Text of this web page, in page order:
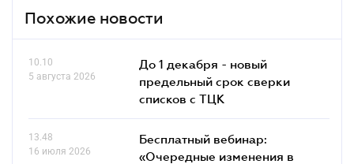
Похожие новости
10.10
5 августа 2026
До 1 декабря - новый
предельный срок сверки
списков c ТЦК
13.48
16 июля 2026
Бесплатный вебинар:
«Очередные изменения в